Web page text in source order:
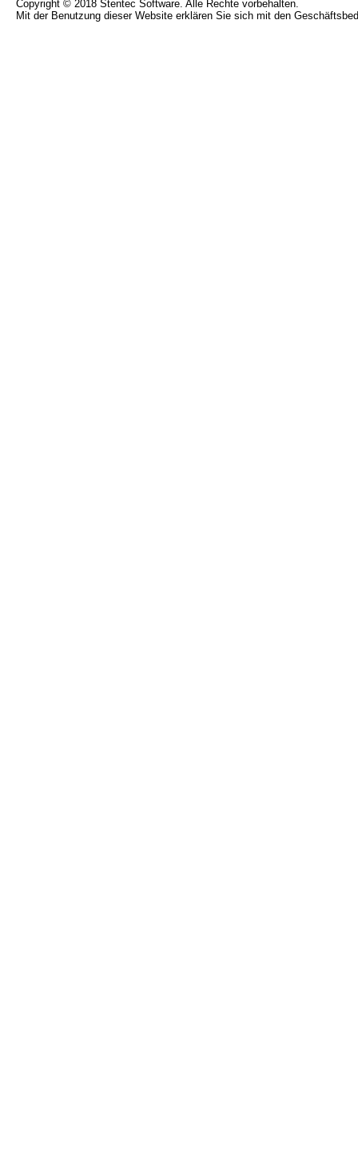
Copyright © 2018 Stentec Software. Alle Rechte vorbehalten.
Mit der Benutzung dieser Website erklären Sie sich mit den